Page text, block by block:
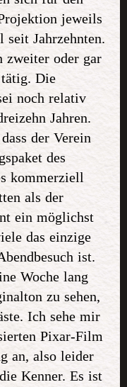
jeweils
seit Jahrzehnten.
oder gar
Die
noch relativ
Jahren.
der Verein
des
kommerziell
als der
ein möglichst
das einzige
ist.
Woche lang
zu sehen,
Ich sehe mir
Pixar-Film
an, also leider
Kenner. Es ist